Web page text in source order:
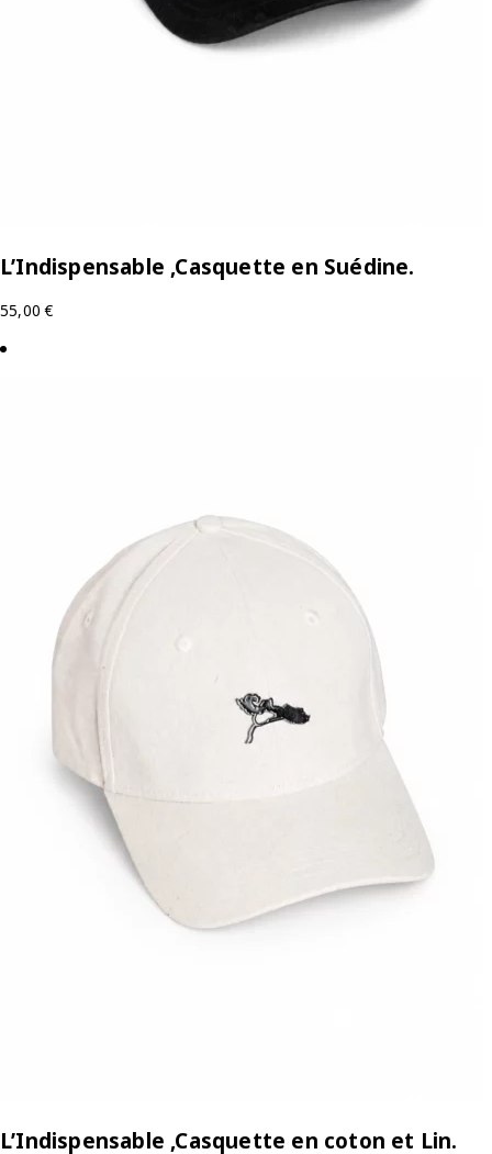
L’Indispensable ,Casquette en Suédine.
55,00€
L’Indispensable ,Casquette en coton et Lin.